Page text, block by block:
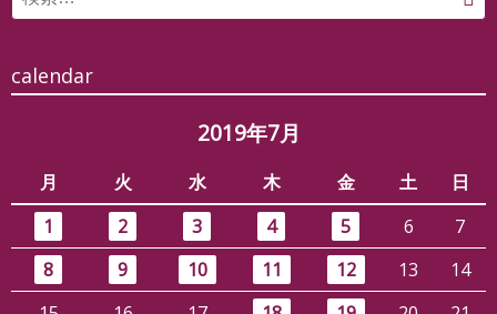
for:
calendar
2019年7月
月 火 水 木 金 土
日
1
2 3 4 5 6
7
8
9 10 11 12 13
14